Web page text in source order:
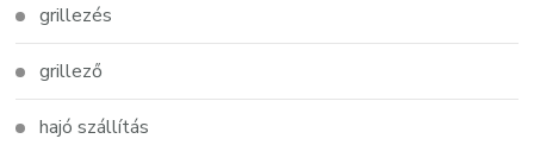
grillezés
grillező
hajó szállítás